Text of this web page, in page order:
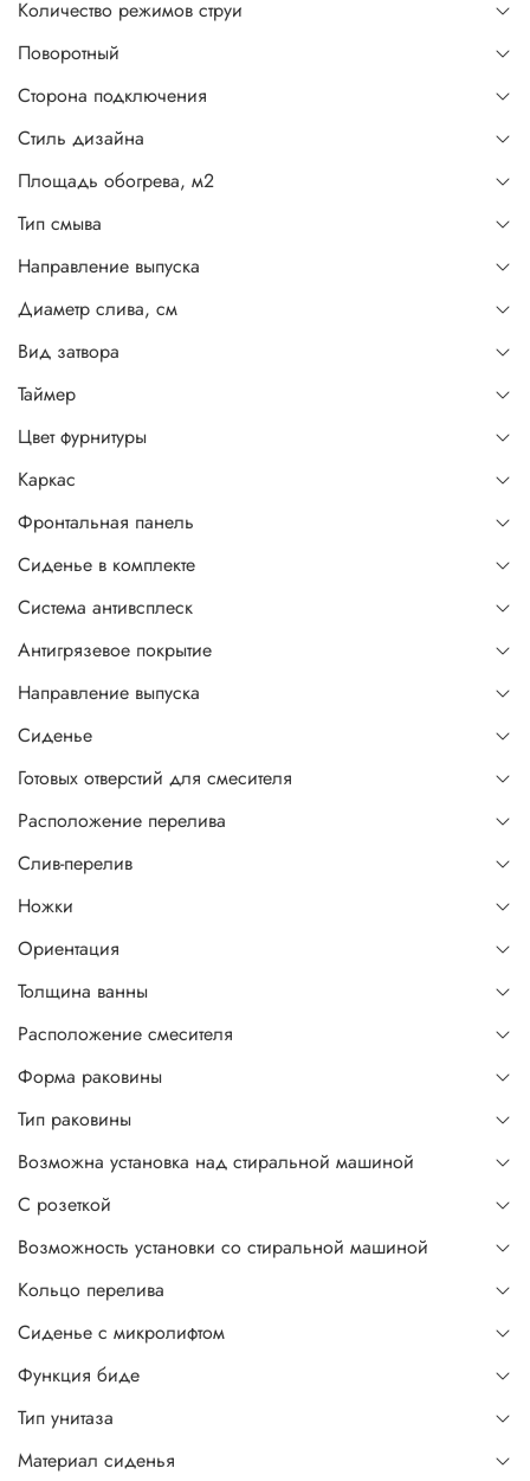
Количество режимов струи
Поворотный
Сторона подключения
Стиль дизайна
Площадь обогрева, м2
Тип смыва
Направление выпуска
Диаметр слива, см
Вид затвора
Таймер
Цвет фурнитуры
Каркас
Фронтальная панель
Сиденье в комплекте
Система антивсплеск
Антигрязевое покрытие
Направление выпуска
Сиденье
Готовых отверстий для смесителя
Расположение перелива
Слив-перелив
Ножки
Ориентация
Толщина ванны
Расположение смесителя
Форма раковины
Тип раковины
Возможна установка над стиральной машиной
С розеткой
Возможность установки со стиральной машиной
Кольцо перелива
Сиденье с микролифтом
Функция биде
Тип унитаза
Материал сиденья